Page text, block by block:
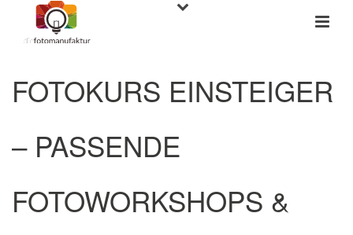
FOTOKURS EINSTEIGER
– PASSENDE
FOTOWORKSHOPS &